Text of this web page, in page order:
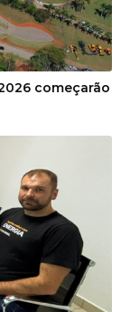
começarão